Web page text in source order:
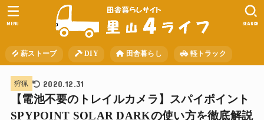
薪ストーブ DIY 田舎暮らし 軽トラック
SEARCH
MENU
狩猟 2020.12.31
【電池不要のトレイルカメラ】スパイポイント
SPYPOINT SOLAR DARKの使い方を徹底解説